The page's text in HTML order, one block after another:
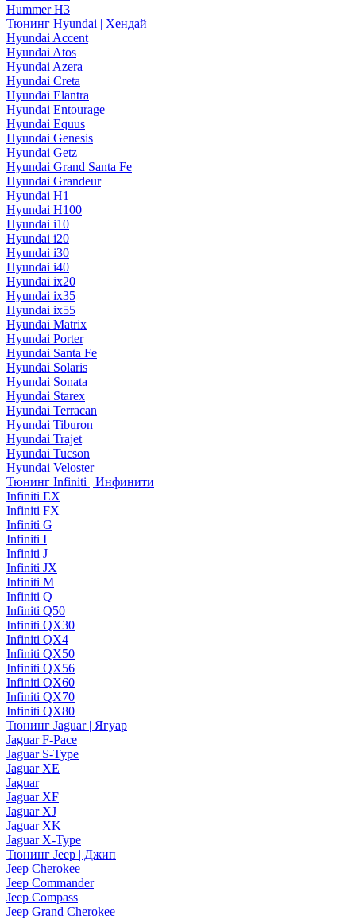
Hummer H3
Тюнинг Hyundai | Хендай
Hyundai Accent
Hyundai Atos
Hyundai Azera
Hyundai Creta
Hyundai Elantra
Hyundai Entourage
Hyundai Equus
Hyundai Genesis
Hyundai Getz
Hyundai Grand Santa Fe
Hyundai Grandeur
Hyundai H1
Hyundai H100
Hyundai i10
Hyundai i20
Hyundai i30
Hyundai i40
Hyundai ix20
Hyundai ix35
Hyundai ix55
Hyundai Matrix
Hyundai Porter
Hyundai Santa Fe
Hyundai Solaris
Hyundai Sonata
Hyundai Starex
Hyundai Terracan
Hyundai Tiburon
Hyundai Trajet
Hyundai Tucson
Hyundai Veloster
Тюнинг Infiniti | Инфинити
Infiniti EX
Infiniti FX
Infiniti G
Infiniti I
Infiniti J
Infiniti JX
Infiniti M
Infiniti Q
Infiniti Q50
Infiniti QX30
Infiniti QX4
Infiniti QX50
Infiniti QX56
Infiniti QX60
Infiniti QX70
Infiniti QX80
Тюнинг Jaguar | Ягуар
Jaguar F-Pace
Jaguar S-Type
Jaguar XE
Jaguar
Jaguar XF
Jaguar XJ
Jaguar XK
Jaguar X-Type
Тюнинг Jeep | Джип
Jeep Cherokee
Jeep Commander
Jeep Compass
Jeep Grand Cherokee